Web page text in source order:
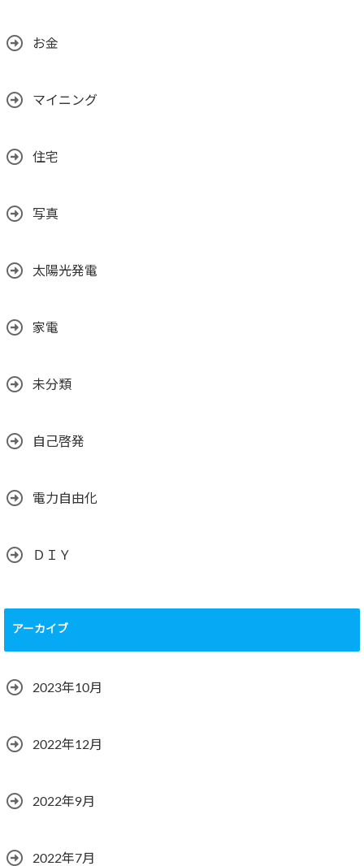
お金
マイニング
住宅
写真
太陽光発電
家電
未分類
自己啓発
電力自由化
ＤＩＹ
アーカイブ
2023年10月
2022年12月
2022年9月
2022年7月